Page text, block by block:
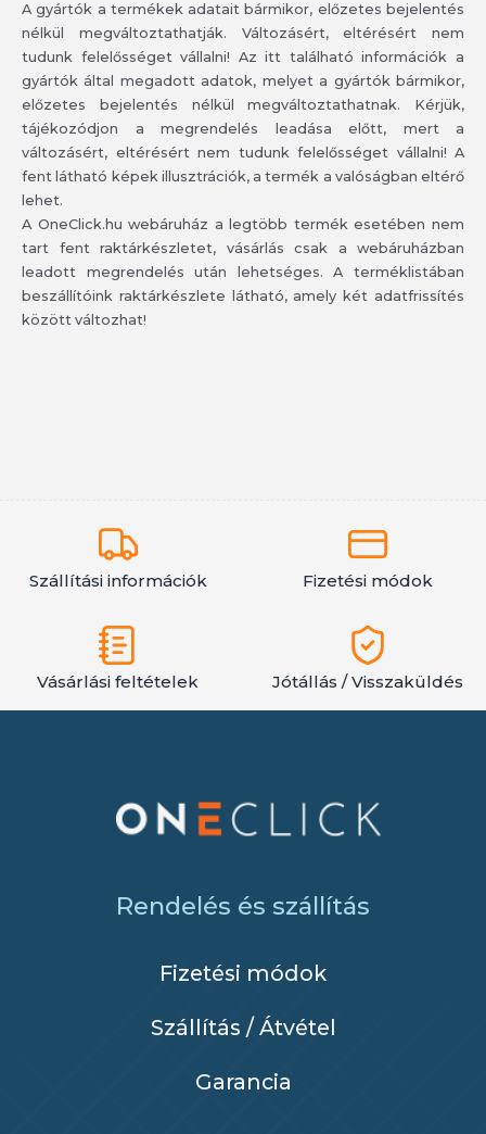
A gyártók a termékek adatait bármikor, előzetes bejelentés
nélkül megváltoztathatják. Változásért, eltérésért nem
tudunk felelősséget vállalni! Az itt található információk a
gyártók által megadott adatok, melyet a gyártók bármikor,
előzetes bejelentés nélkül megváltoztathatnak. Kérjük,
tájékozódjon a megrendelés leadása előtt, mert a
változásért, eltérésért nem tudunk felelősséget vállalni! A
fent látható képek illusztrációk, a termék a valóságban eltérő
lehet.
A OneClick.hu webáruház a legtöbb termék esetében nem
tart fent raktárkészletet, vásárlás csak a webáruházban
leadott megrendelés után lehetséges. A terméklistában
beszállítóink raktárkészlete látható, amely két adatfrissítés
között változhat!
Szállítási információk Fizetési módok
Vásárlási feltételek Jótállás / Visszaküldés
Rendelés és szállítás
Fizetési módok
Szállítás / Átvétel
Garancia